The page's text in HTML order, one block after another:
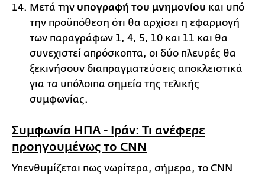
Μετά την υπογραφή του μνημονίου και υπό
την προϋπόθεση ότι θα αρχίσει η εφαρμογή
των παραγράφων 1, 4, 5, 10 και 11 και θα
συνεχιστεί απρόσκοπτα, οι δύο πλευρές θα
ξεκινήσουν διαπραγματεύσεις αποκλειστικά
για τα υπόλοιπα σημεία της τελικής
συμφωνίας.
Συμφωνία ΗΠΑ - Ιράν: Τι ανέφερε
προηγουμένως το CNN
Υπενθυμίζεται πως νωρίτερα, σήμερα, το CNN